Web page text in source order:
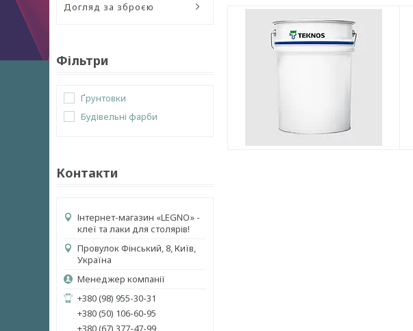
Догляд за зброєю
Фільтри
Ґрунтовки
Будівельні фарби
Контакти
Інтернет-магазин «LEGNO» -
клеї та лаки для столярів!
Провулок Фінський, 8, Київ,
Україна
Менеджер компанії
+380 (98) 955-30-31
+380 (50) 106-60-95
+380 (67) 377-47-99